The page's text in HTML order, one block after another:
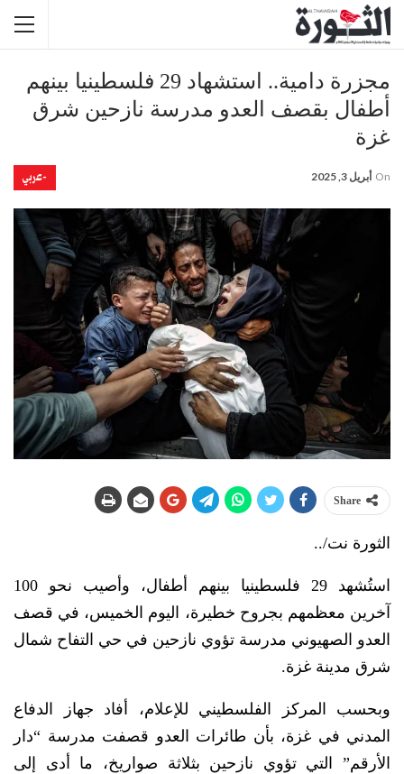
مجزرة دامية.. استشهاد 29 فلسطينيا بينهم
أطفال بقصف العدو مدرسة نازحين شرق
غزة
-عربي On أبريل 3, 2025
Share
الثورة نت/..
استُشهد 29 فلسطينيا بينهم أطفال، وأصيب نحو 100
آخرين معظمهم بجروح خطيرة، اليوم الخميس، في قصف
العدو الصهيوني مدرسة تؤوي نازحين في حي التفاح شمال
شرق مدينة غزة.
وبحسب المركز الفلسطيني للإعلام، أفاد جهاز الدفاع
المدني في غزة، بأن طائرات العدو قصفت مدرسة “دار
الأرقم” التي تؤوي نازحين بثلاثة صواريخ، ما أدى إلى